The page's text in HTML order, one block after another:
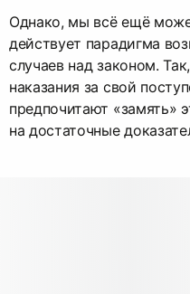
Однако, мы всё ещё
действует парадигма
случаев над законом.
наказания за свой
предпочитают «замять»
на достаточные